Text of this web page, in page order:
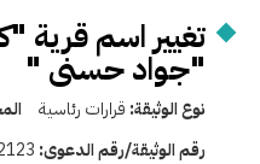
تغيير اسم قرية
"جواد حسنى "
نوع الوثيقة: قرارات رئاسية
رقم الوثيقة/رقم الدعوى: